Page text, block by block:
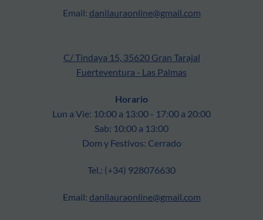
Email: danilauraonline@gmail.com
C/ Tindaya 15, 35620 Gran Tarajal
Fuerteventura - Las Palmas
Horario
Lun a Vie: 10:00 a 13:00 - 17:00 a 20:00
Sab: 10:00 a 13:00
Dom y Festivos: Cerrado
Tel.: (+34) 928076630
Email: danilauraonline@gmail.com